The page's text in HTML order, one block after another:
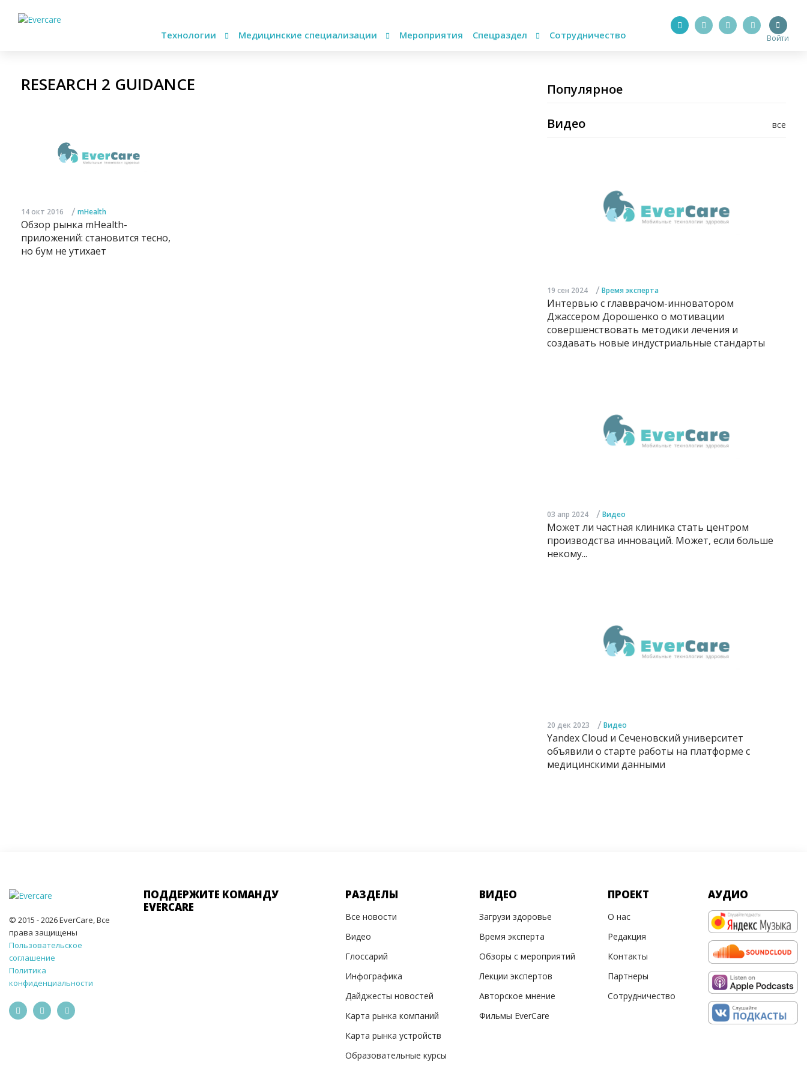
Технологии Медицинские специализации Мероприятия Спецраздел Сотрудничество Войти
RESEARCH 2 GUIDANCE
14 окт 2016 / mHealth
Обзор рынка mHealth-
приложений: становится тесно,
но бум не утихает
Популярное
все
Видео
19 сен 2024 / Время эксперта
Интервью с главврачом-инноватором
Джассером Дорошенко о мотивации
совершенствовать методики лечения и
создавать новые индустриальные стандарты
03 апр 2024 / Видео
Может ли частная клиника стать центром
производства инноваций. Может, если больше
некому...
20 дек 2023 / Видео
Yandex Cloud и Сеченовский университет
объявили о старте работы на платформе с
медицинскими данными
© 2015 - 2026 EverCare, Все
права защищены
Пользовательское
соглашение
Политика
конфиденциальности
ПОДДЕРЖИТЕ КОМАНДУ
EVERCARE
РАЗДЕЛЫ
Все новости
Видео
Глоссарий
Инфографика
Дайджесты новостей
Карта рынка компаний
Карта рынка устройств
Образовательные курсы
ВИДЕО
Загрузи здоровье
Время эксперта
Обзоры с мероприятий
Лекции экспертов
Авторское мнение
Фильмы EverCare
ПРОЕКТ
О нас
Редакция
Контакты
Партнеры
Сотрудничество
АУДИО